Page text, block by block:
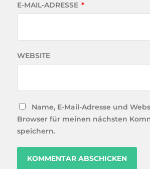
E-MAIL-ADRESSE *
WEBSITE
Name, E-Mail-Adresse und
Browser für meinen nächsten
speichern.